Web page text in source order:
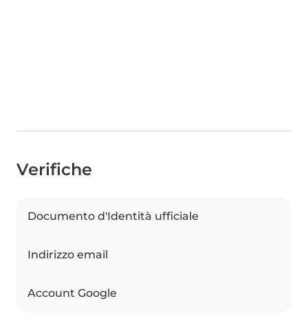
Verifiche
Documento d'Identità ufficiale
Indirizzo email
Account Google